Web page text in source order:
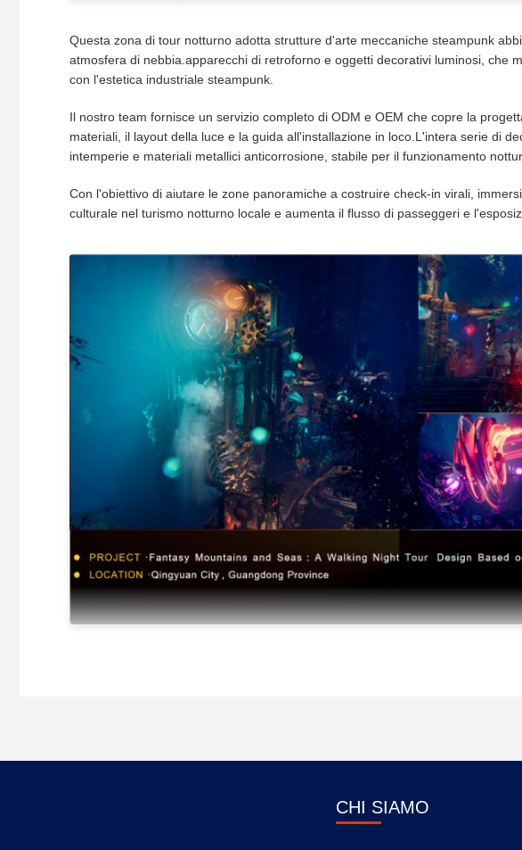
Questa zona di tour notturno adotta strutture d'arte meccaniche steampunk
atmosfera di nebbia.apparecchi di retroforno e oggetti decorativi luminosi, che
con l'estetica industriale steampunk.
Il nostro team fornisce un servizio completo di ODM e OEM che copre la
materiali, il layout della luce e la guida all'installazione in loco.L'intera serie di
intemperie e materiali metallici anticorrosione, stabile per il funzionamento
Con l'obiettivo di aiutare le zone panoramiche a costruire check-in virali,
culturale nel turismo notturno locale e aumenta il flusso di passeggeri e
CHI SIAMO